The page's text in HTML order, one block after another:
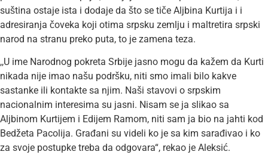
suština ostaje ista i dodaje da što se tiče Aljbina Kurtija i i
adresiranja čoveka koji otima srpsku zemlju i maltretira srpski
narod na stranu preko puta, to je zamena teza.
,,U ime Narodnog pokreta Srbije jasno mogu da kažem da Kurti
nikada nije imao našu podršku, niti smo imali bilo kakve
sastanke ili kontakte sa njim. Naši stavovi o srpskim
nacionalnim interesima su jasni. Nisam se ja slikao sa
Aljbinom Kurtijem i Edijem Ramom, niti sam ja bio na jahti kod
Bedžeta Pacolija. Građani su videli ko je sa kim sarađivao i ko
za svoje postupke treba da odgovara“, rekao je Aleksić.